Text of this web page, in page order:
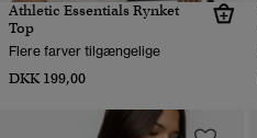
Athletic Essentials Rynket
Top
Flere farver tilgængelige
DKK 199,00